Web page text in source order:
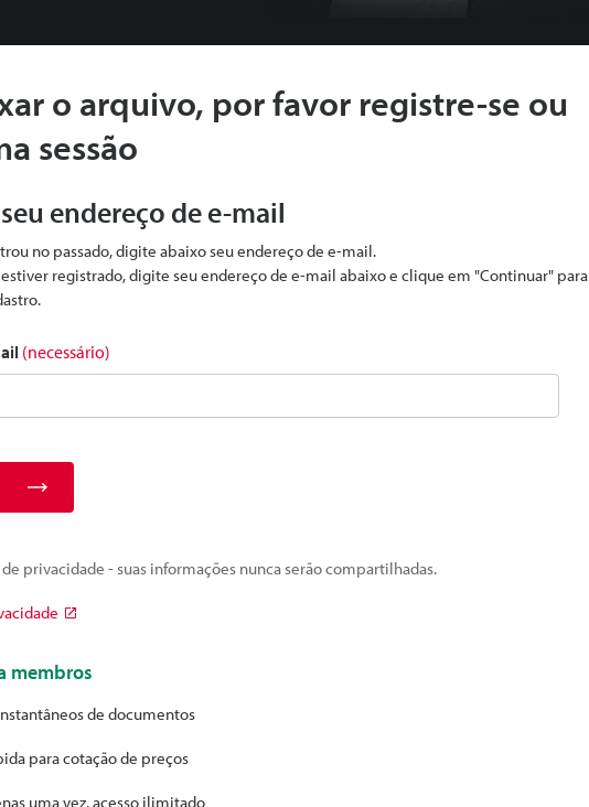
o arquivo, por favor registre-se ou
sessão
endereço de e-mail
no passado, digite abaixo seu endereço de e-mail.
estiver registrado, digite seu endereço de e-mail abaixo e clique em "Continuar" para
(necessário)
privacidade - suas informações nunca serão compartilhadas.
membros
de documentos
para cotação de preços
uma vez, acesso ilimitado